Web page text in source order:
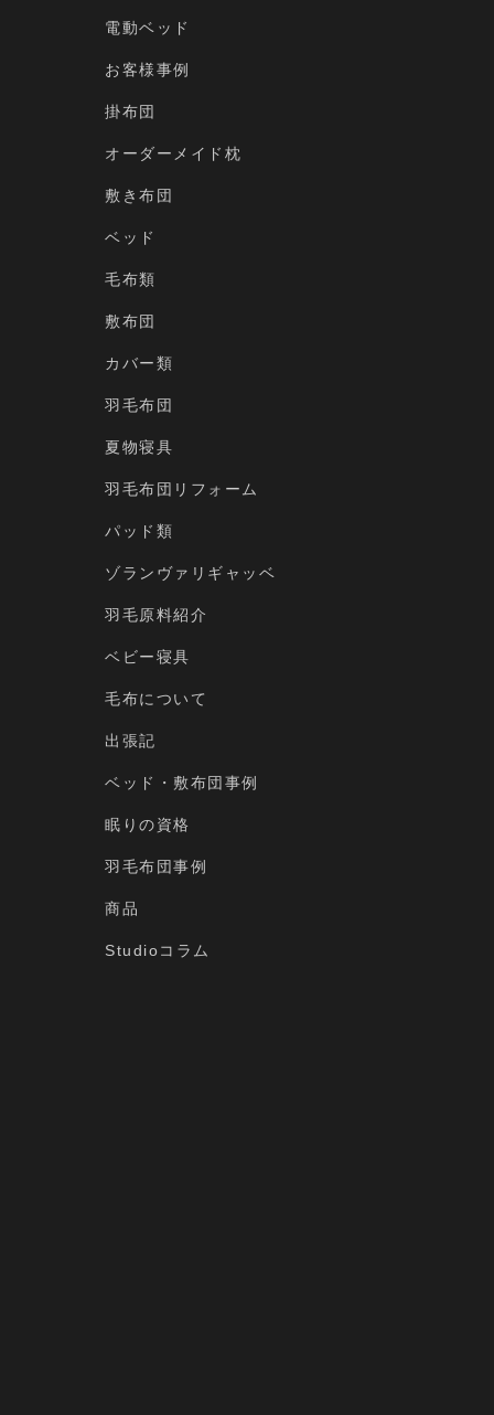
電動ベッド
お客様事例
掛布団
オーダーメイド枕
敷き布団
ベッド
毛布類
敷布団
カバー類
羽毛布団
夏物寝具
羽毛布団リフォーム
パッド類
ゾランヴァリギャッベ
羽毛原料紹介
ベビー寝具
毛布について
出張記
ベッド・敷布団事例
眠りの資格
羽毛布団事例
商品
Studioコラム